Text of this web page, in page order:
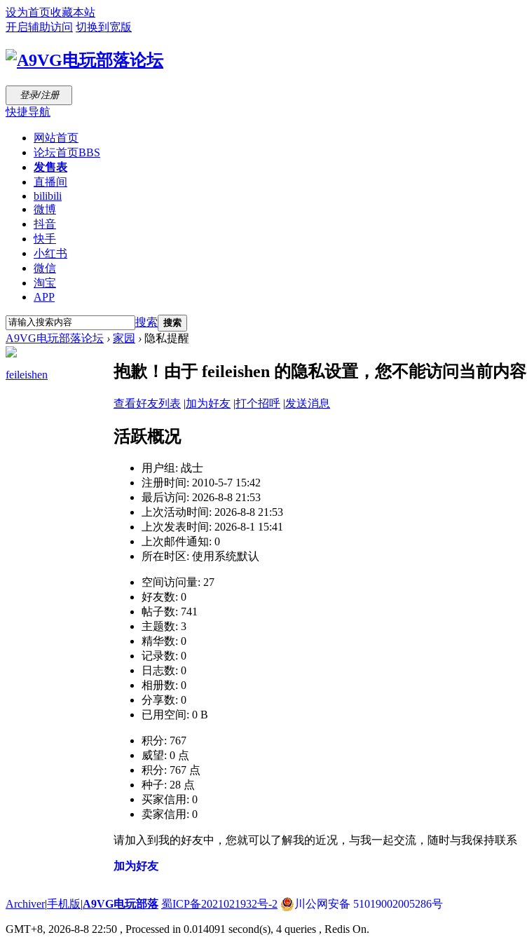
设为首页收藏本站
开启辅助访问 切换到宽版
登录/注册
快捷导航
网站首页
论坛首页BBS
发售表
直播间
bilibili
微博
抖音
快手
小红书
微信
淘宝
APP
搜索 搜索
A9VG电玩部落论坛 › 家园 › 隐私提醒
feileishen 抱歉！由于 feileishen 的隐私设置，您不能访问当前内容
查看好友列表 |加为好友 |打个招呼 |发送消息
活跃概况
用户组: 战士
注册时间: 2010-5-7 15:42
最后访问: 2026-8-8 21:53
上次活动时间: 2026-8-8 21:53
上次发表时间: 2026-8-1 15:41
上次邮件通知: 0
所在时区: 使用系统默认
空间访问量: 27
好友数: 0
帖子数: 741
主题数: 3
精华数: 0
记录数: 0
日志数: 0
相册数: 0
分享数: 0
已用空间: 0 B
积分: 767
威望: 0 点
积分: 767 点
种子: 28 点
买家信用: 0
卖家信用: 0
请加入到我的好友中，您就可以了解我的近况，与我一起交流，随时与我保持联系
加为好友
Archiver|手机版|A9VG电玩部落 蜀ICP备2021021932号-2 川公网安备 51019002005286号
GMT+8, 2026-8-8 22:50 , Processed in 0.014091 second(s), 4 queries , Redis On.